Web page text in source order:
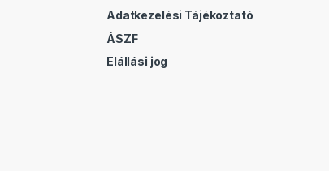
Adatkezelési Tájékoztató
ÁSZF
Elállási jog